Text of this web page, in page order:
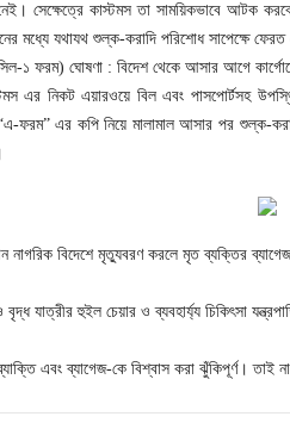
সেক্ষেত্রে কাস্টমস তা সাময়িকভাবে আটক
মধ্যে যথাযথ শুল্ক-করাদি পরিশোধ সাপেক্ষে ফেরত
১ ফরম) ঘোষণা : বিদেশ থেকে আসার আগে কার্গোতে
এর নিকট এয়ারওয়ে বিল এবং পাসপোর্টসহ
ফরম” এর কপি নিয়ে মালামাল আসার পর শুল্ক-
নাগরিক বিদেশে মৃত্যুবরণ করলে মৃত ব্যক্তির
যাত্রীর হুইল চেয়ার ও ব্যবহার্য্য চিকিৎসা
এবং ব্যাগেজ-কে বিশ্বাস করা ঝুঁকিপূর্ণ। তাই